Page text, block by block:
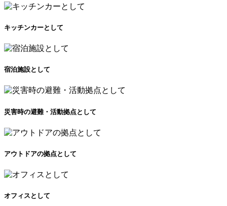
キッチンカーとして
宿泊施設として
災害時の避難・活動拠点として
アウトドアの拠点として
オフィスとして